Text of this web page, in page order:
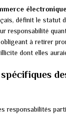
électronique
définit le statut
responsabilité
à retirer
dont elles
responsabilités